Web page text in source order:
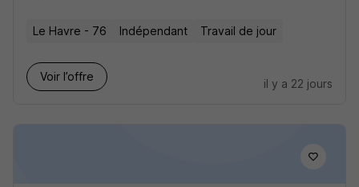
Le Havre - 76 Indépendant Travail de jour
Voir l’offre
il y a 22 jours